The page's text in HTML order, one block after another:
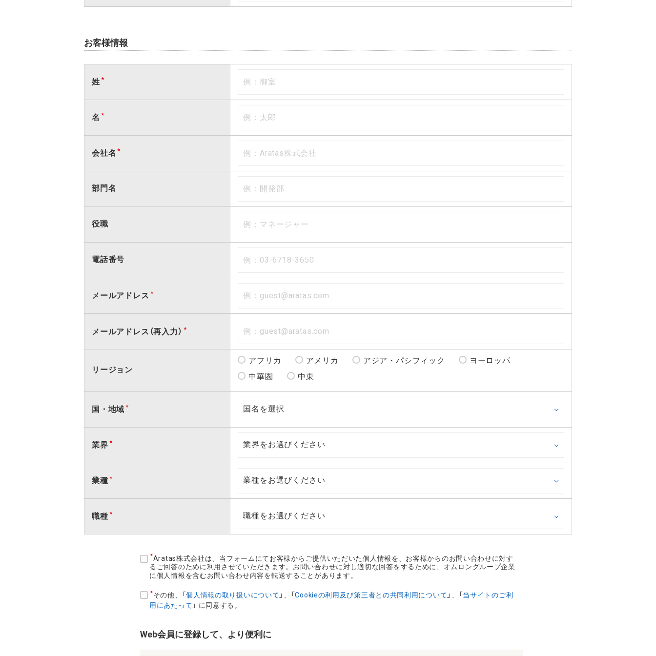
お客様情報
姓
名
会社名
部門名
役職
電話番号
レ
メールアドレス
メールアドレス（再入力）
リージョン
アフリカ アメリカ アジア・パシフィック
ヨーロッパ
中華圏
中東
国・地域
業界
業種
職種
Aratas株式会社は、当フォームにてお客様からご提供いただいた個人情報を、お客様からのお問い合わせに対す
るご回答のために利用させていただきます。お問い合わせに対し適切な回答をするために、オムロングループ企業
に個人情報を含むお問い合わせ内容を転送することがあります。
その他、「個人情報の取り扱いについて 」、「Cookieの利用及び第三者との共同利用について 」、「 当サイトのご利
用にあたって 」 に同意する。
Web会員に登録して、より便利に